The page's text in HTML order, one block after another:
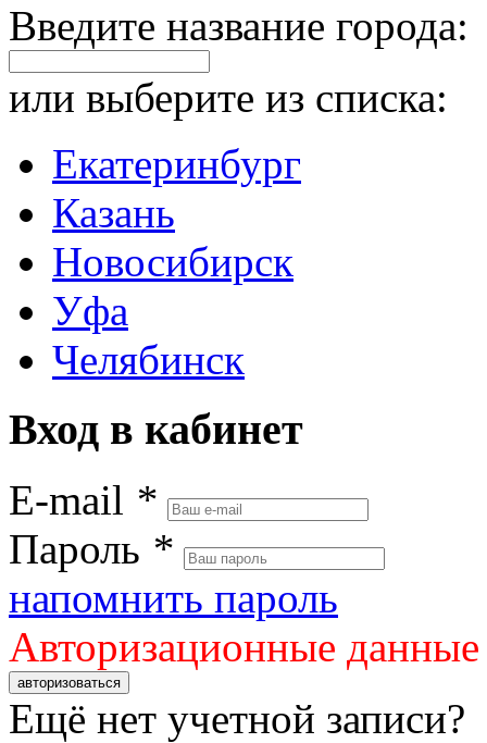
Введите название города:
или выберите из списка:
Екатеринбург
Казань
Новосибирск
Уфа
Челябинск
Вход в кабинет
E-mail *
Пароль *
напомнить пароль
Авторизационные
авторизоваться
Ещё нет учетной записи?